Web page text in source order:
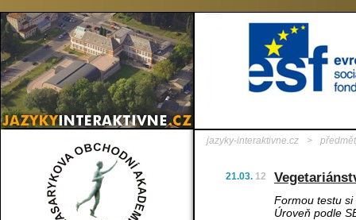
jazyky-interaktivne.cz >
21.03. 12
Formou testu
Úroveň podle